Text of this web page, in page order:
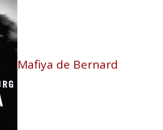
Mafiya de Bernard